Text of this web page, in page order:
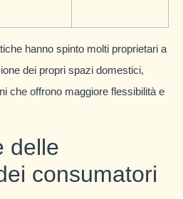
hanno spinto molti proprietari a
dei propri spazi domestici,
che offrono maggiore flessibilità e
delle
consumatori